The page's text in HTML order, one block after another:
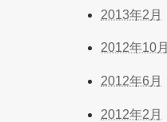
2013年2月
2012年10月
2012年6月
2012年2月